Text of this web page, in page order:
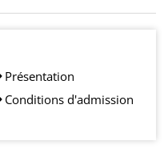
Présentation
Conditions d'admission